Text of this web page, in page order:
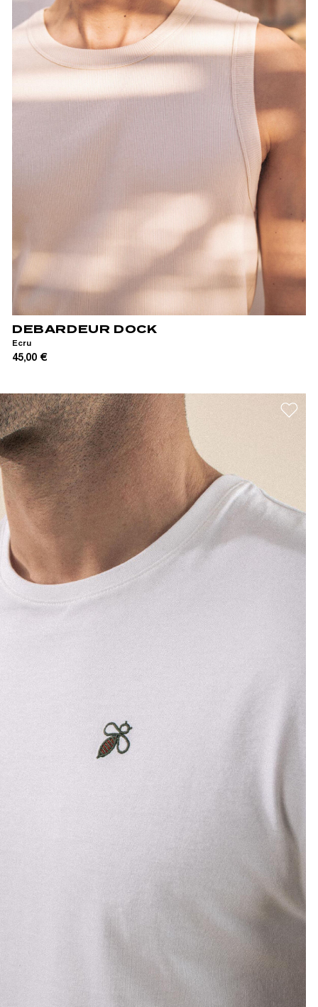
DEBARDEUR DOCK
Ecru
45,00 €
S L